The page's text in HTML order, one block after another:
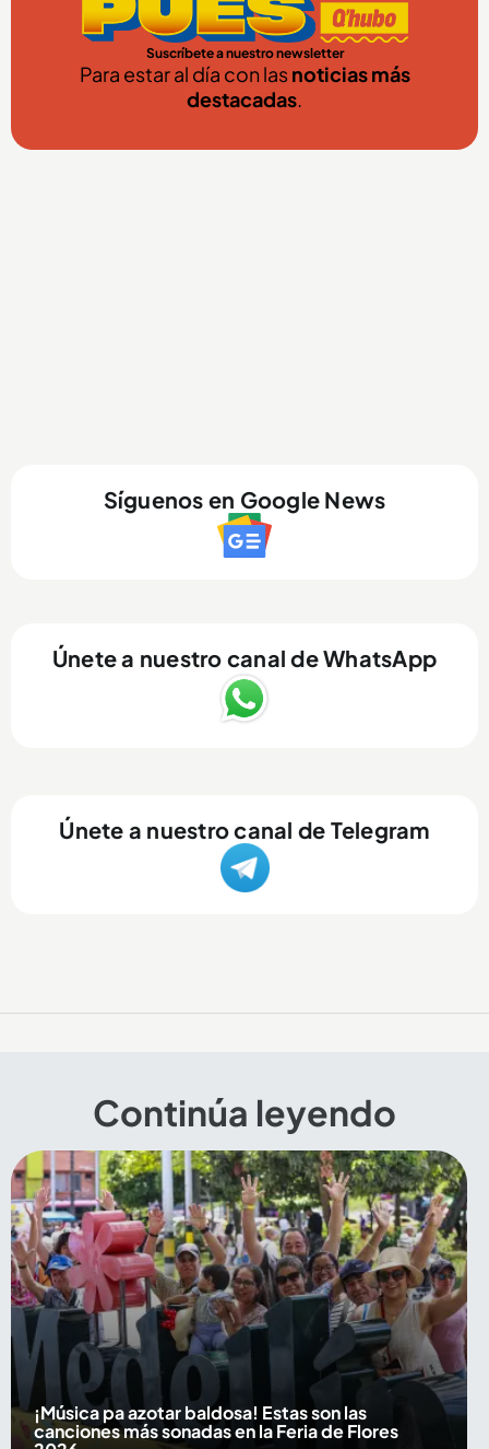
Suscríbete a nuestro newsletter
Para estar al día con lasnoticias más
destacadas.
Síguenos en Google News
Únete a nuestro canal de WhatsApp
Únete a nuestro canal de Telegram
Continúa leyendo
¡Música pa azotar baldosa! Estas son las
canciones más sonadas en la Feria de Flores